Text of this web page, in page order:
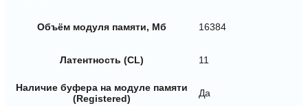
Объём модуля памяти, Мб 16384
Латентность (CL) 11
Наличие буфера на модуле памяти
(Registered)
Да